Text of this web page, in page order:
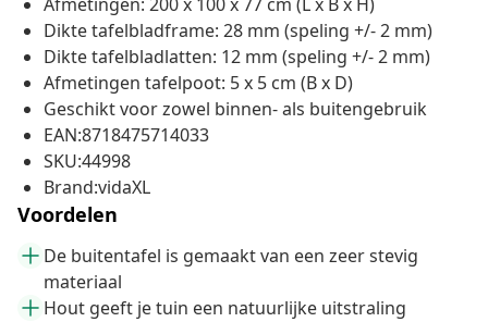
Dikte tafelbladframe: 28 mm (speling +/- 2 mm)
Dikte tafelbladlatten: 12 mm (speling +/- 2 mm)
Afmetingen tafelpoot: 5 x 5 cm (B x D)
Geschikt voor zowel binnen- als buitengebruik
EAN:8718475714033
SKU:44998
Brand:vidaXL
Voordelen
De buitentafel is gemaakt van een zeer stevig
materiaal
Hout geeft je tuin een natuurlijke uitstraling